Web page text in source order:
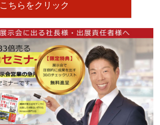
こちらをクリック